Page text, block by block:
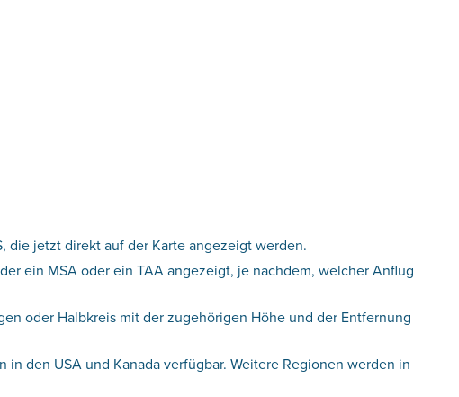
die jetzt direkt auf der Karte angezeigt werden.
ein MSA oder ein TAA angezeigt, je nachdem, welcher Anflug
oder Halbkreis mit der zugehörigen Höhe und der Entfernung
den USA und Kanada verfügbar. Weitere Regionen werden in